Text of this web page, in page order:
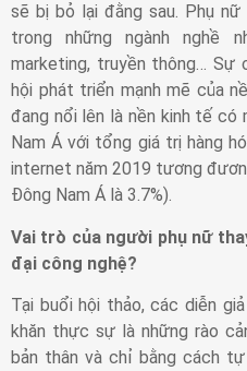
sẽ bị bỏ lại đằng sau. Phụ
trong những ngành nghề
marketing, truyền thông… Sự
hội phát triển mạnh mẽ của
đang nổi lên là nền kinh tế
Nam Á với tổng giá trị hàng
internet năm 2019 tương
Đông Nam Á là 3.7%).
Vai trò của người phụ nữ
đại công nghệ?
Tại buổi hội thảo, các diễn
khăn thực sự là những rào
bản thân và chỉ bằng cách